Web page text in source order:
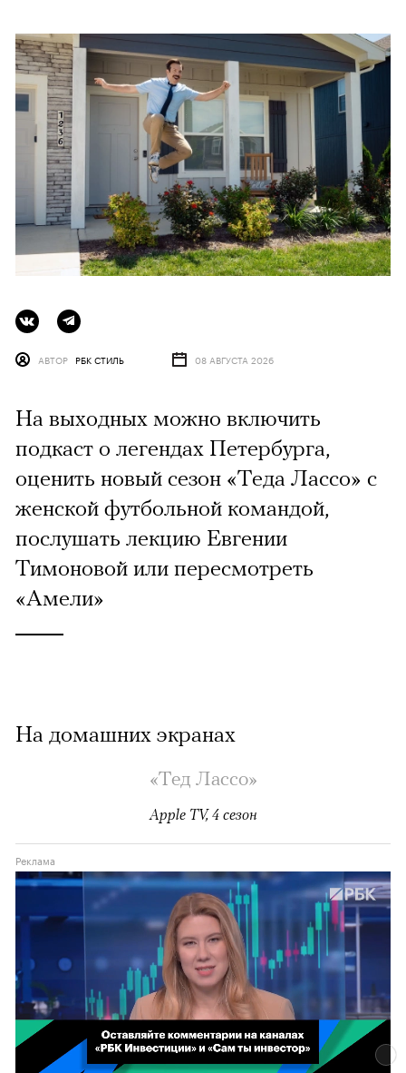
АВТОР РБК СТИЛЬ 08 АВГУСТА 2026
На выходных можно включить
подкаст о легендах Петербурга,
оценить новый сезон «Теда Лассо» с
женской футбольной командой,
послушать лекцию Евгении
Тимоновой или пересмотреть
«Амели»
На домашних экранах
«Тед Лассо»
Apple TV, 4 сезон